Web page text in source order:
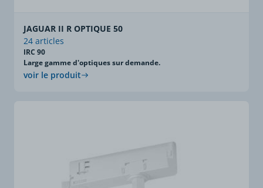
JAGUAR II R OPTIQUE 50
24 articles
IRC 90
Large gamme d'optiques sur demande.
voir le produit